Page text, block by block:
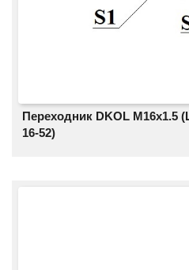
Переходник DKOL M16х1.5
16-52)